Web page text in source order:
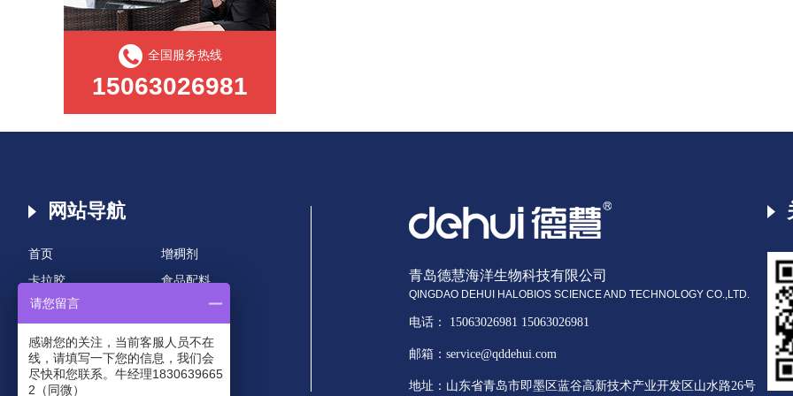
丝滑浓郁，一酱多用
全国服务热线
15063026981
网站导航
首页
增稠剂
卡拉胶
食品配料
海藻粉
产品中心
技术支持
解决方案
合作保障
新闻资讯
关于我们
青岛德慧海洋生物科技有限公司
QINGDAO DEHUI HALOBIOS SCIENCE AND TECHNOLOGY CO.,LTD.
电话： 15063026981 15063026981
邮箱：service@qddehui.com
地址：山东省青岛市即墨区蓝谷高新技术产业开发区山水路26号
请您留言
感谢您的关注，当前客服人员不在
线，请填写一下您的信息，我们会
尽快和您联系。牛经理1830639665
2（同微）